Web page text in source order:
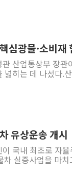
심광물·소비재
산업통상부 장
넓히는 데 나섰다.
유상운송 개시
국내 최초로 자
실증사업을 마